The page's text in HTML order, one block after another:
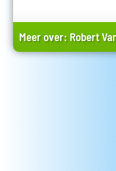
Meer over: Robert